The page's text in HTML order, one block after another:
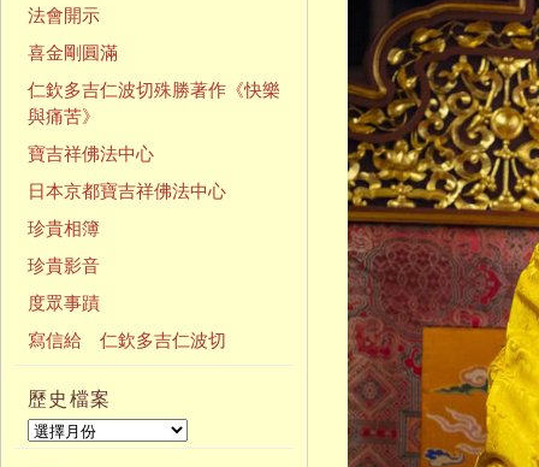
法會開示
喜金剛圓滿
仁欽多吉仁波切殊勝著作《快樂
與痛苦》
寶吉祥佛法中心
日本京都寶吉祥佛法中心
珍貴相簿
珍貴影音
度眾事蹟
寫信給 仁欽多吉仁波切
歷史檔案